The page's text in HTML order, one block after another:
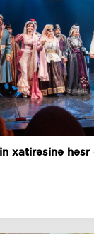
xatirəsinə